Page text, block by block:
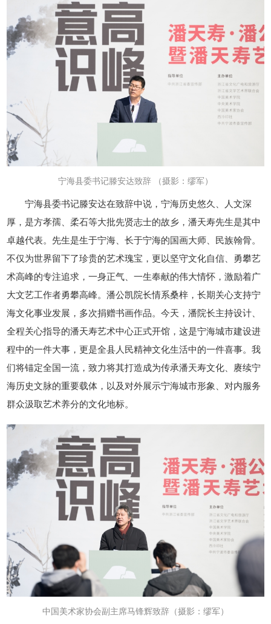
宁海县委书记滕安达致辞 （摄影：缪军）
宁海县委书记滕安达在致辞中说，宁海历史悠久、人文深
厚，是方孝孺、柔石等大批先贤志士的故乡，潘天寿先生是其中
卓越代表。先生是生于宁海、长于宁海的国画大师、民族翰骨。
不仅为世界留下了珍贵的艺术瑰宝，更以坚守文化自信、勇攀艺
术高峰的专注追求，一身正气、一生奉献的伟大情怀，激励着广
大文艺工作者勇攀高峰。潘公凯院长情系桑梓，长期关心支持宁
海文化事业发展，多次捐赠书画作品。今天，潘院长主持设计、
全程关心指导的潘天寿艺术中心正式开馆，这是宁海城市建设进
程中的一件大事，更是全县人民精神文化生活中的一件喜事。我
们将锚定全国一流，致力将其打造成为传承潘天寿文化、赓续宁
海历史文脉的重要载体，以及对外展示宁海城市形象、对内服务
群众汲取艺术养分的文化地标。
中国美术家协会副主席马锋辉致辞 （摄影：缪军）